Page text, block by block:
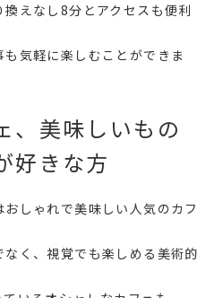
えなし8分とアクセスも便利
気軽に楽しむことができま
、美味しいもの
好きな方
しゃれで美味しい人気のカフ
く、視覚でも楽しめる美術的